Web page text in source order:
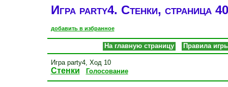
Игра party4. Стенки, страница 40
добавить в избранное
На главную страницу Правила
Игра party4, Ход 10
Стенки Голосование